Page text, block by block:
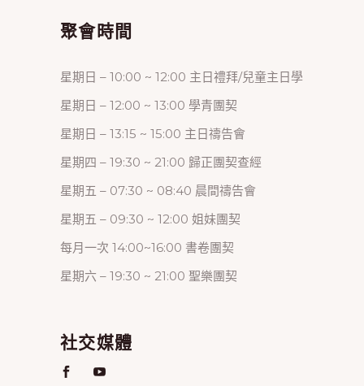
聚會時間
星期日 – 10:00 ~ 12:00 主日禮拜/兒童主日學
星期日 – 12:00 ~ 13:00 學青團契
星期日 – 13:15 ~ 15:00 主日禱告會
星期四 – 19:30 ~ 21:00 歸正團契查經
星期五 – 07:30 ~ 08:40 晨間禱告會
星期五 – 09:30 ~ 12:00 姐妹團契
每月一次 14:00~16:00 書卷團契
星期六 – 19:30 ~ 21:00 聖樂團契
社交媒體